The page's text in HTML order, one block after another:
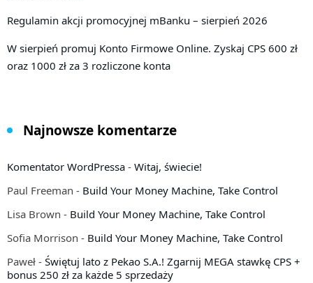
Regulamin akcji promocyjnej mBanku – sierpień 2026
W sierpień promuj Konto Firmowe Online. Zyskaj CPS 600 zł
oraz 1000 zł za 3 rozliczone konta
Najnowsze komentarze
Komentator WordPressa - Witaj, świecie!
Paul Freeman - Build Your Money Machine, Take Control
Lisa Brown - Build Your Money Machine, Take Control
Sofia Morrison - Build Your Money Machine, Take Control
Paweł - Świętuj lato z Pekao S.A.! Zgarnij MEGA stawkę CPS +
bonus 250 zł za każde 5 sprzedaży